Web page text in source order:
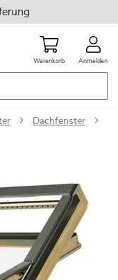
Warenkorb Anmelden
Dachfenster